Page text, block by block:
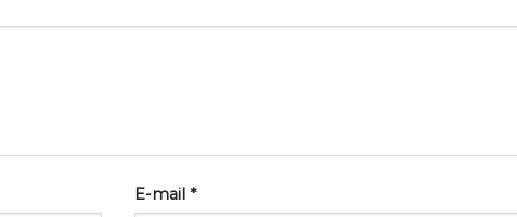
E-mail *